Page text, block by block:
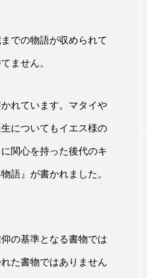
での物語が収められて
ません。
れています。マタイや
についてもイエス様の
関心を持った後代のキ
語』が書かれました。
の基準となる書物では
た書物ではありません
渇かない 四旬節第3主日（ヨハネ